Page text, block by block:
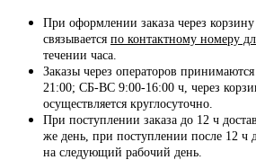
При оформлении заказа через
связывается по контактному номеру
течении часа.
Заказы через операторов
21:00; СБ-ВС 9:00-16:00 ч, через
осуществляется круглосуточно.
При поступлении заказа до 12 ч
же день, при поступлении после 12 ч
на следующий рабочий день.